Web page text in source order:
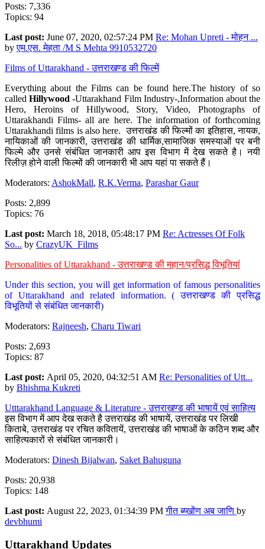
Posts: 7,336
Topics: 94
Last post: June 07, 2020, 02:57:24 PM Re: Mohan Upreti - मोहन ...
byएम.एस. मेहता /M S Mehta 9910532720
Films of Uttarakhand - उत्तराखण्ड की फिल्में
Everything about the Films can be found here.The history of so
calledHillywood-Uttarakhand Film Industry-,Information about the
Hero, Heroins of Hillywood, Story, Video, Photographs of
Uttarakhandi Films- all are here. The information of forthcoming
Uttarakhandi films is also here. उत्तराखंड की फिल्मों का इतिहास, नायक,
नायिकाओं की जानकारी, उत्तराखंड की धार्मिक,सामाजिक समस्याओं पर बनी
फिल्मे और उनसे संबंधित जानकारी आप इस विभाग में देख सकते है। नयी
रिलीज़ होने वाली फिल्मों की जानकारी भी आप यहां पा सकते हैं।
Moderators: AshokMall, R.K.Verma, Parashar Gaur
Posts: 2,899
Topics: 76
Last post: March 18, 2018, 05:48:17 PM Re: Actresses Of Folk
So... by CrazyUK_Films
Personalities of Uttarakhand - उत्तराखण्ड की महान/प्रसिद्ध विभूतियां
Under this section, you will get information of famous personalities
of Uttarakhand and related information. ( उत्तराखण्ड की प्रसिद्ध
विभूतियों से संबंधित जानकारी)
Moderators: Rajneesh, Charu Tiwari
Posts: 2,693
Topics: 87
Last post: April 05, 2020, 04:32:51 AM Re: Personalities of Utt...
by Bhishma Kukreti
Utttarakhand Language & Literature - उत्तराखण्ड की भाषायें एवं साहित्य
इस विभाग में आप देख सकते है उत्तराखंड की भाषायें, उत्तराखंड पर लिखी
किताबे, उत्तराखंड पर रचित कवितायें, उत्तराखंड की भाषाओं के कठिन शब्द और
साहित्यकारों से संबंधित जानकारी।
Moderators: Dinesh Bijalwan, Saket Bahuguna
Posts: 20,938
Topics: 148
Last post: August 22, 2023, 01:34:39 PMगीत ब्य्खोंण अब जाणि by
devbhumi
Uttarakhand Updates